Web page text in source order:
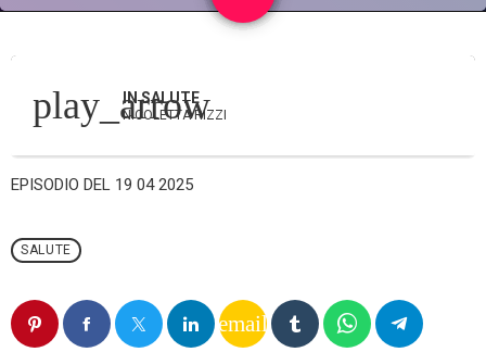
play_arrow
IN SALUTE
NICOLETTA RIZZI
EPISODIO DEL 19 04 2025
SALUTE
email